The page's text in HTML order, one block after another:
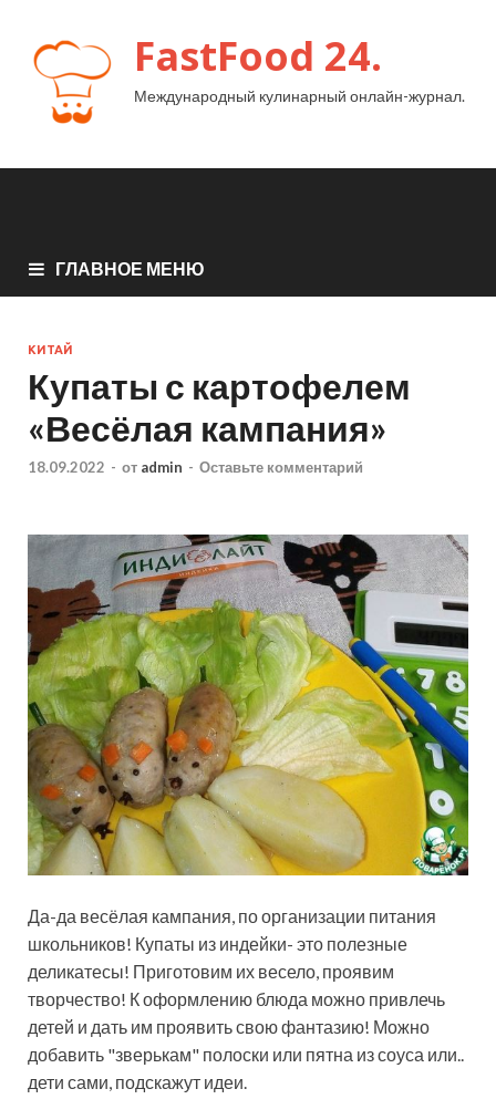
FastFood 24.
Международный кулинарный онлайн-журнал.
ГЛАВНОЕ МЕНЮ
КИТАЙ
Купаты с картофелем
«Весёлая кампания»
18.09.2022 - от admin - Оставьте комментарий
Да-да весёлая кампания, по организации питания
школьников! Купаты из индейки- это полезные
деликатесы! Приготовим их весело, проявим
творчество! К оформлению блюда можно привлечь
детей и дать им проявить свою фантазию! Можно
добавить "зверькам" полоски или пятна изсоуса или..
дети сами, подскажут идеи.